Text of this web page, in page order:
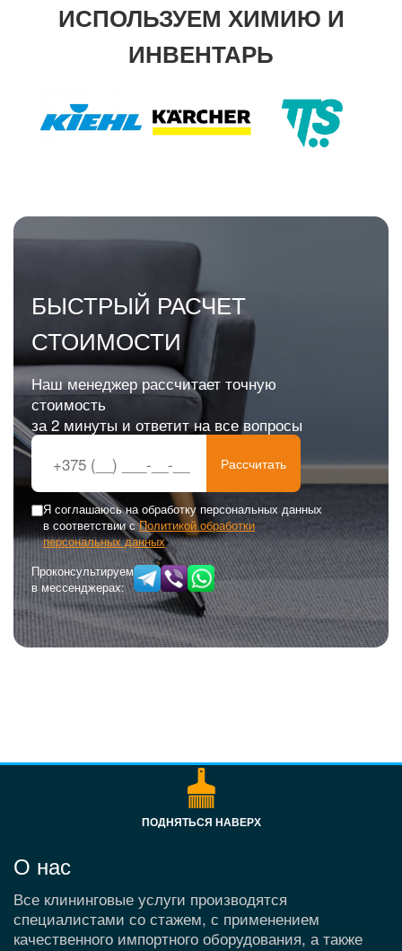
ИСПОЛЬЗУЕМ ХИМИЮ И
ИНВЕНТАРЬ
БЫСТРЫЙ РАСЧЕТ
СТОИМОСТИ
Наш менеджер рассчитает точную
стоимость
за 2 минуты и ответит на все вопросы
Рассчитать
Я соглашаюсь на обработку персональных данных
в соответствии сПолитикой обработки
персональных данных
Проконсультируем
в мессенджерах:
ПОДНЯТЬСЯ НАВЕРХ
О нас
Все клининговые услуги производятся
специалистами со стажем, с применением
качественного импортного оборудования, а также